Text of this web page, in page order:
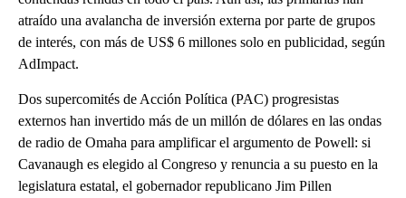
atraído una avalancha de inversión externa por parte de grupos
de interés, con más de US$ 6 millones solo en publicidad, según
AdImpact.
Dos supercomités de Acción Política (PAC) progresistas
externos han invertido más de un millón de dólares en las ondas
de radio de Omaha para amplificar el argumento de Powell: si
Cavanaugh es elegido al Congreso y renuncia a su puesto en la
legislatura estatal, el gobernador republicano Jim Pillen